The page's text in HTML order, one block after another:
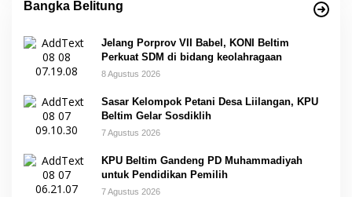
Bangka Belitung
Jelang Porprov VII Babel, KONI Beltim
Perkuat SDM di bidang keolahragaan
8 Agustus 2026
Sasar Kelompok Petani Desa Liilangan, KPU
Beltim Gelar Sosdiklih
7 Agustus 2026
KPU Beltim Gandeng PD Muhammadiyah
untuk Pendidikan Pemilih
7 Agustus 2026